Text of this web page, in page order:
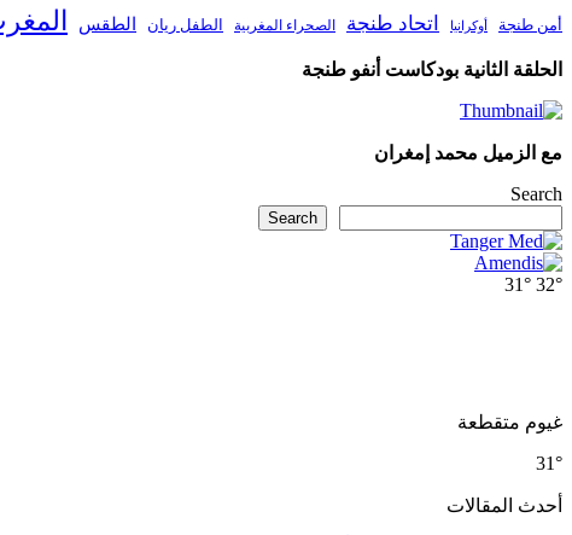
أمن طنجة أوكرانيا اتحاد طنجة الصحراء المغربية الطفل ريان الطقس
الحلقة الثانية بودكاست أنفو طنجة
مع الزميل محمد إمغران
Search
Search
32°
31°
غيوم متقطعة
31°
أحدث المقالات